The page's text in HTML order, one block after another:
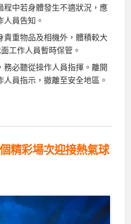
程中若身體發生不適狀況，應
人員告知。
貴重物品及相機外，體積較大
工作人員暫時保管。
務必聽從操作人員指揮。離開
人員指示，撤離至安全地區。
精彩場次迎接熱氣球